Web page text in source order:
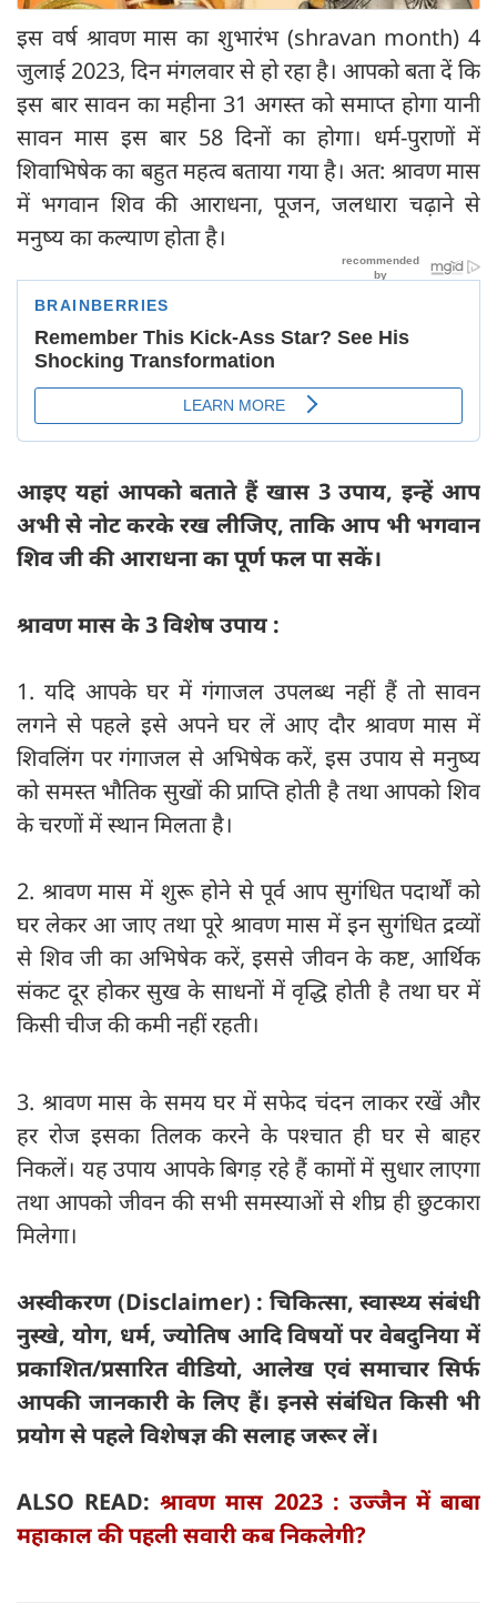
इस वर्ष श्रावण मास का शुभारंभ (shravan month) 4
जुलाई 2023, दिन मंगलवार से हो रहा है। आपको बता दें कि
इस बार सावन का महीना 31 अगस्त को समाप्त होगा यानी
सावन मास इस बार 58 दिनों का होगा। धर्म-पुराणों में
शिवाभिषेक का बहुत महत्व बताया गया है। अत: श्रावण मास
में भगवान शिव की आराधना, पूजन, जलधारा चढ़ाने से
मनुष्य का कल्याण होता है।
आइए यहां आपको बताते हैं खास 3 उपाय, इन्हें आप
अभी से नोट करके रख लीजिए, ताकि आप भी भगवान
शिव जी की आराधना का पूर्ण फल पा सकें।
श्रावण मास के 3 विशेष उपाय :
1. यदि आपके घर में गंगाजल उपलब्ध नहीं हैं तो सावन
लगने से पहले इसे अपने घर लें आए दौर श्रावण मास में
शिवलिंग पर गंगाजल से अभिषेक करें, इस उपाय से मनुष्य
को समस्त भौतिक सुखों की प्राप्ति होती है तथा आपको शिव
के चरणों में स्थान मिलता है।
2. श्रावण मास में शुरू होने से पूर्व आप सुगंधित पदार्थों को
घर लेकर आ जाए तथा पूरे श्रावण मास में इन सुगंधित द्रव्यों
से शिव जी का अभिषेक करें, इससे जीवन के कष्ट, आर्थिक
संकट दूर होकर सुख के साधनों में वृद्धि होती है तथा घर में
किसी चीज की कमी नहीं रहती।
3. श्रावण मास के समय घर में सफेद चंदन लाकर रखें और
हर रोज इसका तिलक करने के पश्चात ही घर से बाहर
निकलें। यह उपाय आपके बिगड़ रहे हैं कामों में सुधार लाएगा
तथा आपको जीवन की सभी समस्याओं से शीघ्र ही छुटकारा
मिलेगा।
अस्वीकरण (Disclaimer) : चिकित्सा, स्वास्थ्य संबंधी
नुस्खे, योग, धर्म, ज्योतिष आदि विषयों पर वेबदुनिया में
प्रकाशित/प्रसारित वीडियो, आलेख एवं समाचार सिर्फ
आपकी जानकारी के लिए हैं। इनसे संबंधित किसी भी
प्रयोग से पहले विशेषज्ञ की सलाह जरूर लें।
ALSO READ:श्रावण मास 2023 : उज्जैन में बाबा
महाकाल की पहली सवारी कब निकलेगी?